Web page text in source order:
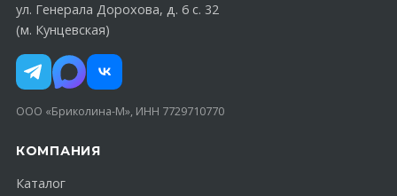
ул. Генерала Дорохова, д. 6 с. 32
(м. Кунцевская)
ООО «Бриколина-М», ИНН 7729710770
КОМПАНИЯ
Каталог